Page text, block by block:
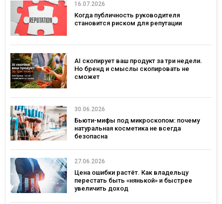
16.07.2026
Когда публичность руководителя
становится риском для репутации
AI скопирует ваш продукт за три недели.
Но бренд и смыслы скопировать не
сможет
30.06.2026
Бьюти-мифы под микроскопом: почему
натуральная косметика не всегда
безопасна
27.06.2026
Цена ошибки растёт. Как владельцу
перестать быть «нянькой» и быстрее
увеличить доход